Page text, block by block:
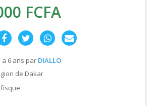
FCFA
a 6 ans par DIALLO
de Dakar